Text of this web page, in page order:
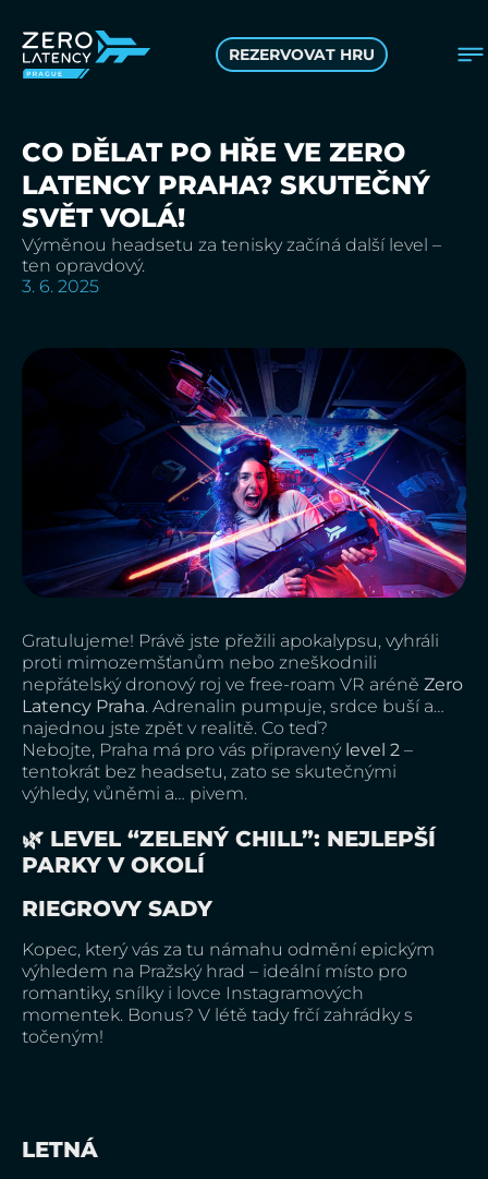
REZERVOVAT HRU
CO DĚLAT PO HŘE VE ZERO
LATENCY PRAHA? SKUTEČNÝ
SVĚT VOLÁ!
Výměnou headsetu za tenisky začíná další level –
ten opravdový.
3. 6. 2025
Gratulujeme! Právě jste přežili apokalypsu, vyhráli
proti mimozemšťanům nebo zneškodnili
nepřátelský dronový roj ve free-roam VR aréně Zero
Latency Praha. Adrenalin pumpuje, srdce buší a…
najednou jste zpět v realitě. Co teď?
Nebojte, Praha má pro vás připravený level 2 –
tentokrát bez headsetu, zato se skutečnými
výhledy, vůněmi a… pivem.
🌿 LEVEL “ZELENÝ CHILL”: NEJLEPŠÍ
PARKY V OKOLÍ
RIEGROVY SADY
Kopec, který vás za tu námahu odmění epickým
výhledem na Pražský hrad – ideální místo pro
romantiky, snílky i lovce Instagramových
momentek. Bonus? V létě tady frčí zahrádky s
točeným!
LETNÁ